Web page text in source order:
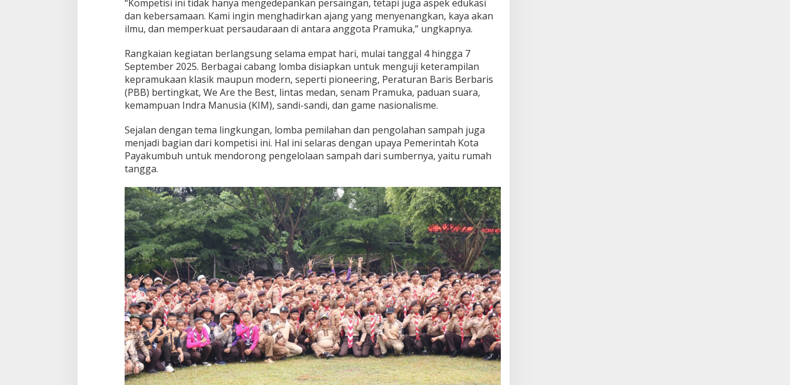
“Kompetisi ini tidak hanya mengedepankan persaingan, tetapi juga aspek edukasi
dan kebersamaan. Kami ingin menghadirkan ajang yang menyenangkan, kaya akan
ilmu, dan memperkuat persaudaraan di antara anggota Pramuka,” ungkapnya.
Rangkaian kegiatan berlangsung selama empat hari, mulai tanggal 4 hingga 7
September 2025. Berbagai cabang lomba disiapkan untuk menguji keterampilan
kepramukaan klasik maupun modern, seperti pioneering, Peraturan Baris Berbaris
(PBB) bertingkat, We Are the Best, lintas medan, senam Pramuka, paduan suara,
kemampuan Indra Manusia (KIM), sandi-sandi, dan game nasionalisme.
Sejalan dengan tema lingkungan, lomba pemilahan dan pengolahan sampah juga
menjadi bagian dari kompetisi ini. Hal ini selaras dengan upaya Pemerintah Kota
Payakumbuh untuk mendorong pengelolaan sampah dari sumbernya, yaitu rumah
tangga.